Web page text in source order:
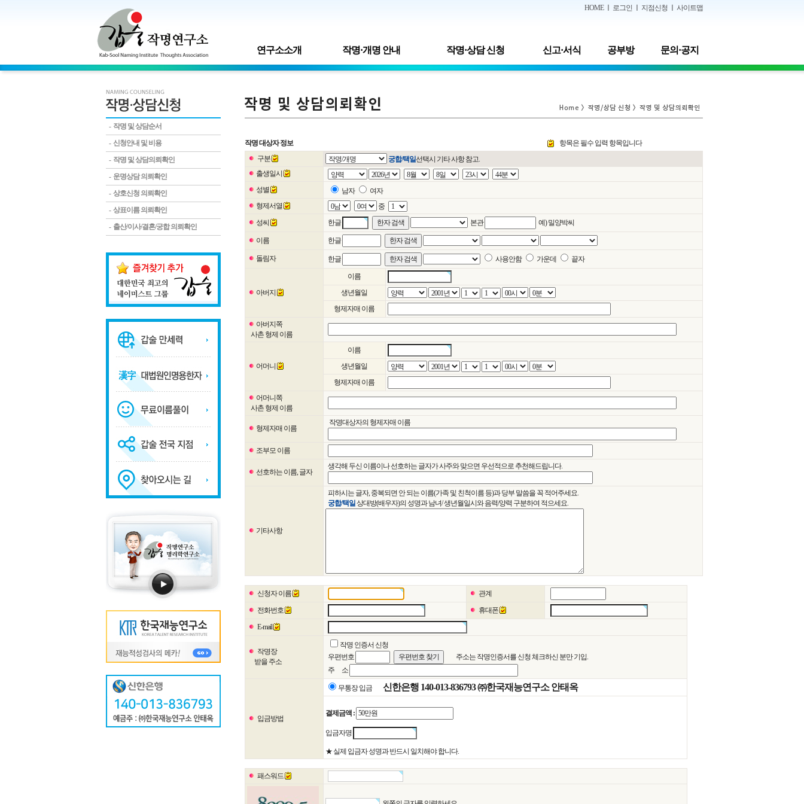
HOMEㅣ 로그인 지점신청ㅣ 사이트맵
연구소소개 작명·개명 안내 작명·상담 신청 신고·서식 공부방 문의·공지
- 작명 및 상담순서
- 신청안내 및 비용
- 작명 및 상담의뢰확인
- 운명상담 의뢰확인
- 상호신청 의뢰확인
- 상표이름 의뢰확인
- 출산/이사/결혼/궁합 의뢰확인
작명 대상자 정보
항목은 필수 입력 항목입니다
구분
궁합/택일선택시 기타 사항 참고.
출생일시
성별
남자
여자
형제서열
중
성씨
한글 본관 예) 밀양박씨
이름 한글
돌림자 한글 사용안함 가운데 끝자
아버지
이름
생년월일
형제자매 이름
아버지쪽
사촌 형제 이름
어머니
이름
생년월일
형제자매 이름
어머니쪽
사촌 형제 이름
형제자매 이름
작명대상자의 형제자매 이름
조부모 이름
선호하는 이름, 글자
생각해 두신 이름이나 선호하는 글자가 사주와 맞으면 우선적으로 추천해드립니다.
기타사항
피하시는 글자, 중복되면 안 되는 이름(가족 및 친척이름 등)과 당부 말씀을 꼭 적어주세요.
궁합/택일상대방(배우자)의 성명과 남녀/ 생년월일시와 음력/양력 구분하여 적으세요.
신청자 이름
관계
전화번호
휴대폰
E-mail
작명장
받을 주소
작명 인증서 신청
우편번호
주소는 작명인증서를 신청 체크하신 분만 기입.
주 소
입금방법
무통장 입금 신한은행 140-013-836793 ㈜한국재능연구소 안태옥
결제금액 :
입금자명
★ 실제 입금자 성명과 반드시 일치해야 합니다.
패스워드